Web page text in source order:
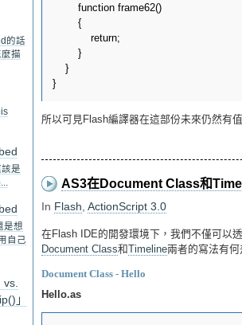
        function frame62()
        {
            return;
        }
    }
}
所以可見Flash編譯器在這部份未來仍然有
AS3在Document Class和
In Flash ActionScript 3.0
在Flash IDE的開發環境下，我們不僅可以
Document Class和Timeline兩者的寫法有
Document Class - Hello
Hello.as
的話
描
是
是想
自己
」